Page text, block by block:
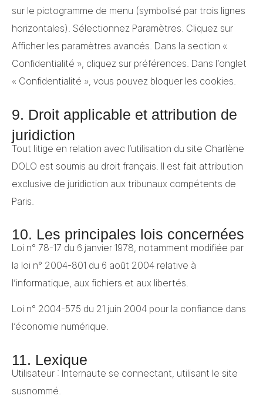
sur le pictogramme de menu (symbolisé par trois lignes
horizontales). Sélectionnez Paramètres. Cliquez sur
Afficher les paramètres avancés. Dans la section «
Confidentialité », cliquez sur préférences. Dans l’onglet
« Confidentialité », vous pouvez bloquer les cookies.
9. Droit applicable et attribution de
juridiction
Tout litige en relation avec l’utilisation du site Charlène
DOLO est soumis au droit français. Il est fait attribution
exclusive de juridiction aux tribunaux compétents de
Paris.
10. Les principales lois concernées
Loi n° 78-17 du 6 janvier 1978, notamment modifiée par
la loi n° 2004-801 du 6 août 2004 relative à
l’informatique, aux fichiers et aux libertés.
Loi n° 2004-575 du 21 juin 2004 pour la confiance dans
l’économie numérique.
11. Lexique
Utilisateur : Internaute se connectant, utilisant le site
susnommé.